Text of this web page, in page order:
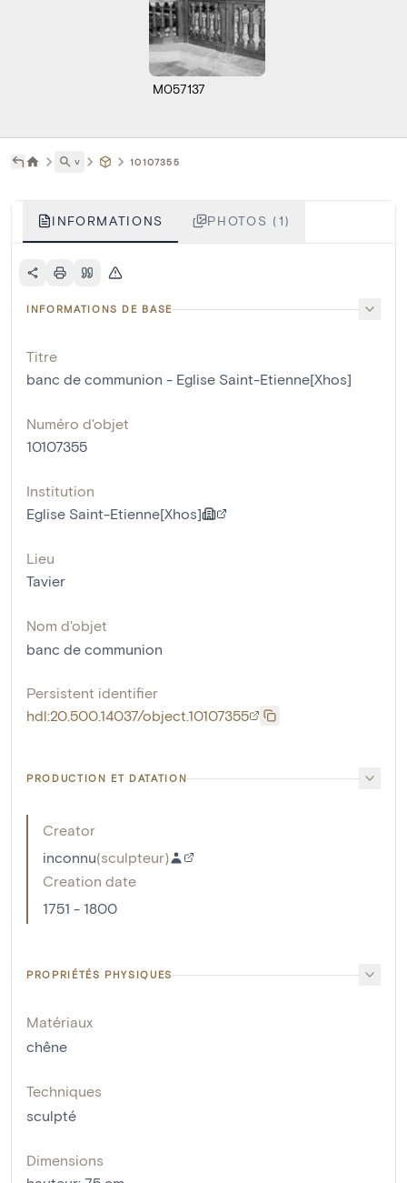
M057137
˅ 10107355
INFORMATIONS PHOTOS (1)
INFORMATIONS DE BASE
Titre
banc de communion - Eglise Saint-Etienne[Xhos]
Numéro d'objet
10107355
Institution
Eglise Saint-Etienne[Xhos]
Lieu
Tavier
Nom d'objet
banc de communion
Persistent identifier
hdl:20.500.14037/object.10107355
PRODUCTION ET DATATION
Creator
inconnu(sculpteur)
Creation date
1751 - 1800
PROPRIÉTÉS PHYSIQUES
Matériaux
chêne
Techniques
sculpté
Dimensions